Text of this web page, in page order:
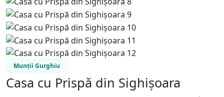
Munții Gurghiu
Casa cu Prispă din Sighișoara